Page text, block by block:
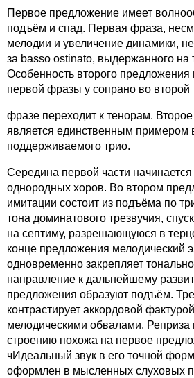
Первое предложение имеет
подъём и спад. Первая фраза,
мелодии и увеличение динамики,
за basso ostinato, выдержанного на
Особенность второго предложения
первой фразы у сопрано во второй
фразе переходит к тенорам.
является единственным примером
поддерживаемого трио.
Середина первой части начинается
однородных хоров. Во втором
имитации состоит из подъёма по
тона доминатового трезвучия,
на септиму, разрешающуюся в
конце предложения мелодический
одновременно закрепляет
направление к дальнейшему
предложения образуют подъём.
контрастирует аккордовой
мелодическими обвалами. Реприза
строению похожа на первое
чИдеальный звук в его точной
оформлен в мысленных слуховых